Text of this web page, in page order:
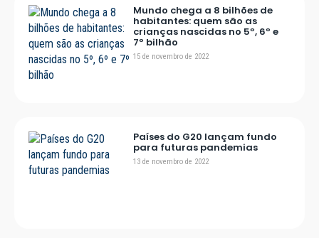
Mundo chega a 8 bilhões de
habitantes: quem são as
crianças nascidas no 5º, 6º e
7º bilhão
15 de novembro de 2022
Países do G20 lançam fundo
para futuras pandemias
13 de novembro de 2022